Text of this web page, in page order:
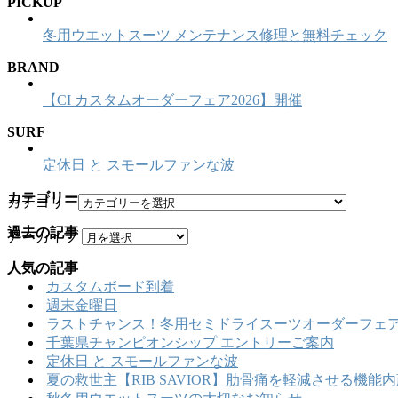
冬用ウエットスーツ メンテナンス修理と無料チェック
BRAND
【CI カスタムオーダーフェア2026】開催
SURF
定休日 と スモールファンな波
カテゴリー
カテゴリー
過去の記事
アーカイブ
人気の記事
カスタムボード到着
週末金曜日
ラストチャンス！冬用セミドライスーツオーダーフェ
千葉県チャンピオンシップ エントリーご案内
定休日 と スモールファンな波
夏の救世主【RIB SAVIOR】肋骨痛を軽減させる機能